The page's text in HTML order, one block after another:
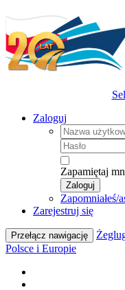
Zaloguj
Zapamiętaj
Zaloguj
Zapomniałeś/
Zarejestruj się
Przełącz nawigację
Polsce i Europie